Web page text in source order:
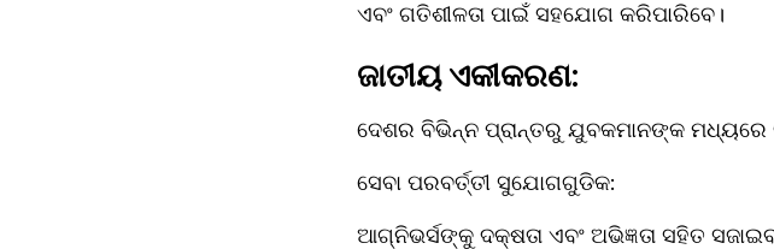
ଏବଂ ଗତିଶୀଳତା ପାଇଁ ସହଯୋଗ କରିପାରିବେ।
ଜାତୀୟ ଏକୀକରଣ:
ଦେଶର ବିଭିନ୍ନ ପ୍ରାନ୍ତରୁ ଯୁବକମାନଙ୍କ ମଧ୍ୟରେ
ସେବା ପରବର୍ତ୍ତୀ ସୁଯୋଗଗୁଡିକ:
ଆଗ୍ନିଭର୍ସଙ୍କୁ ଦକ୍ଷତା ଏବଂ ଅଭିଜ୍ଞତା ସହିତ